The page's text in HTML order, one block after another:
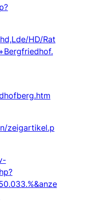
HD/Rat
zeigartikel.p